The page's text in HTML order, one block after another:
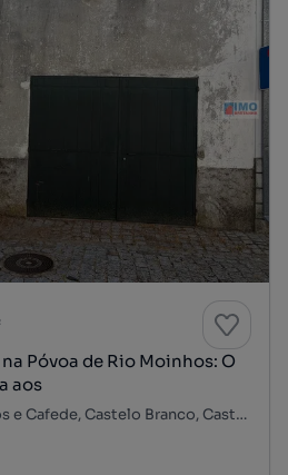
Póvoa de Rio Moinhos: O
aos
Póvoa de Rio de Moinhos e Cafede, Castelo Branco, Castelo Branco